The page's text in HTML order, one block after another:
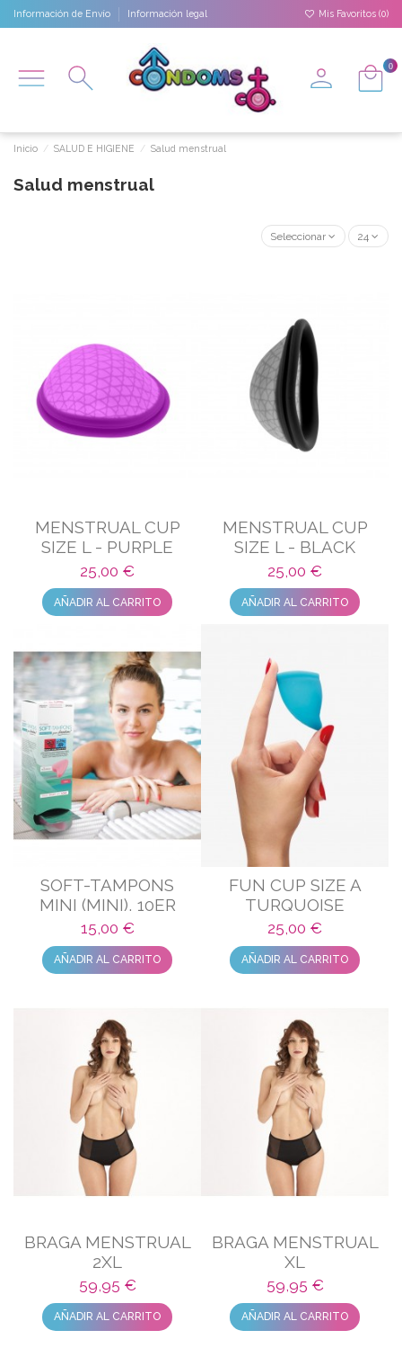
Información de Envío Información legal Mis Favoritos (0)
0
Inicio SALUD E HIGIENE Salud menstrual
Salud menstrual
Seleccionar 24
MENSTRUAL CUP
SIZE L - PURPLE
25,00 €
AÑADIR AL CARRITO
MENSTRUAL CUP
SIZE L - BLACK
25,00 €
AÑADIR AL CARRITO
SOFT-TAMPONS
MINI (MINI), 10ER
SCHACHTEL (BOX OF
10)
15,00 €
AÑADIR AL CARRITO
FUN CUP SIZE A
TURQUOISE
25,00 €
AÑADIR AL CARRITO
BRAGA MENSTRUAL
2XL
59,95 €
AÑADIR AL CARRITO
BRAGA MENSTRUAL
XL
59,95 €
AÑADIR AL CARRITO